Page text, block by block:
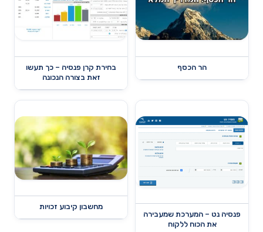
הר הכסף
בחירת קרן פנסיה – כך תעשו
זאת בצורה הנכונה
פנסיה נט – המערכת שמעבירה
את הכוח ללקוח
מחשבון קיבוע זכויות